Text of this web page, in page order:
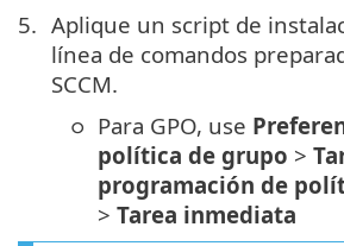
Aplique un script de
línea de comandos
SCCM.
Para GPO, use
política de grupo >
programación de
>Tarea inmediata